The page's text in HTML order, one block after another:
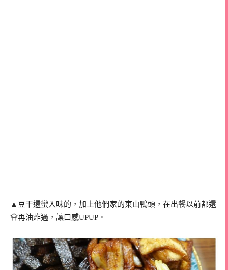
▲豆干還蠻入味的，加上他們家的東山鴨頭，在出餐以前都還
會再油炸過，讓口感UPUP。